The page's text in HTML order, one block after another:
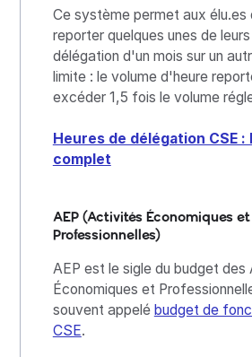
Ce système permet aux élu.es
reporter quelques unes de
délégation d'un mois sur un
limite : le volume d'heure
excéder 1,5 fois le volume
Heures de délégation CSE :
complet
AEP (Activités Économiques et
Professionnelles)
AEP est le sigle du budget
Économiques et
souvent appelé budget de
CSE.